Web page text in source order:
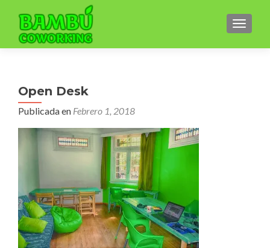
Open Desk
Publicada en Febrero 1, 2018